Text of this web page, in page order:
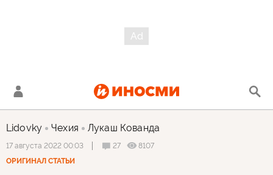
Lidovky Чехия Лукаш Кованда
17 августа 2022 00:03 27
8107
ОРИГИНАЛ СТАТЬИ